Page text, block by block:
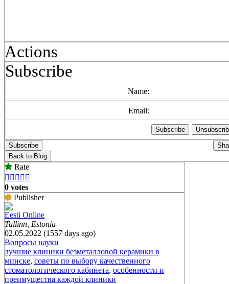
Actions
Subscribe
Name:
Email:
Subscribe
Back to Blog
Rate
    
0 votes
Publisher
Eesti Online
Tallinn, Estonia
02.05.2022 (1557 days ago)
Вопросы науки
лучшие клиники безметалловой керамики в
минске, советы по выбору качественного
стоматологического кабинета, особенности и
преимущества каждой клиники